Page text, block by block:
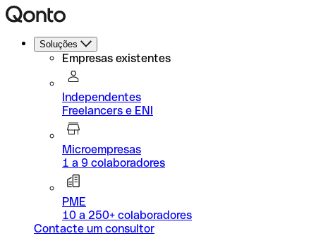
Soluções
Empresas existentes
Independentes
Freelancers e ENI
Microempresas
1 a 9 colaboradores
PME
10 a 250+ colaboradores
Contacte um consultor